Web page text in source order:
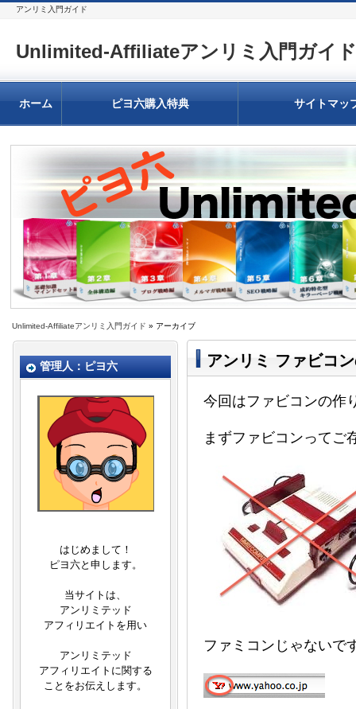
アンリミ入門ガイド
Unlimited-Affiliateアンリミ入門ガイド
ホーム ピヨ六購入特典 サイトマッ
Unlimited-Affiliateアンリミ入門ガイド » アーカイブ
アンリミ ファビコ
今回はファビコンの作
まずファビコンってご
ファミコンじゃないで
管理人：ピヨ六
はじめまして！
ピヨ六と申します。
当サイトは、
アンリミテッド
アフィリエイトを用い
アンリミテッド
アフィリエイトに関する
ことをお伝えします。